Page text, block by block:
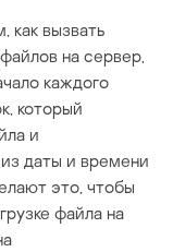
как вызвать
на сервер,
каждого
который
и
даты и времени
это, чтобы
файла на